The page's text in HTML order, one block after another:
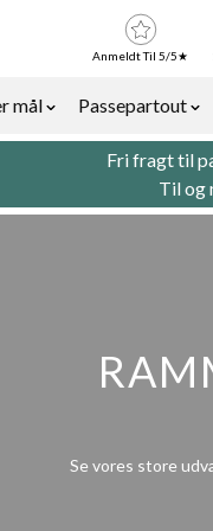
mål
Passepartout
Anmeldt Til 5/5★
Fri fragt til
Til og
Se vores store